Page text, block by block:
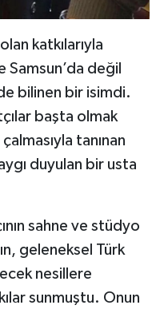
katkılarıyla
Samsun’da değil
bilinen bir isimdi.
başta olmak
tanınan
duyulan bir usta
sahne ve stüdyo
geleneksel Türk
nesillere
sunmuştu. Onun